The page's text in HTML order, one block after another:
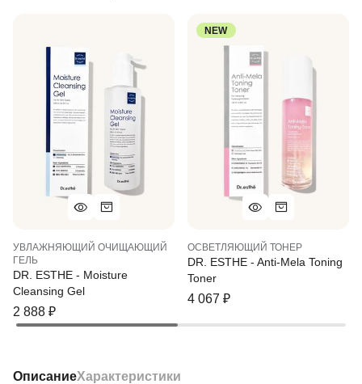
УВЛАЖНЯЮЩИЙ ОЧИЩАЮЩИЙ
ГЕЛЬ
DR. ESTHE - Moisture
Cleansing Gel
2 888 ₽
NEW
ОСВЕТЛЯЮЩИЙ ТОНЕР
DR. ESTHE - Anti-Mela Toning
Toner
4 067 ₽
ОписаниеХарактеристики